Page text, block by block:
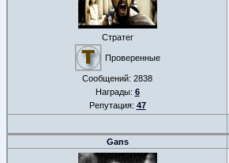
Стратег
Проверенные
Сообщений: 2838
Награды: 6
Репутация: 47
Gans